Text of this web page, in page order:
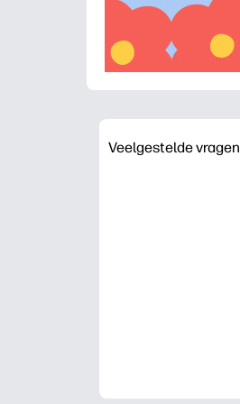
Veelgestelde vragen